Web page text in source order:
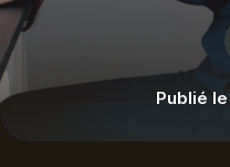
Publié le